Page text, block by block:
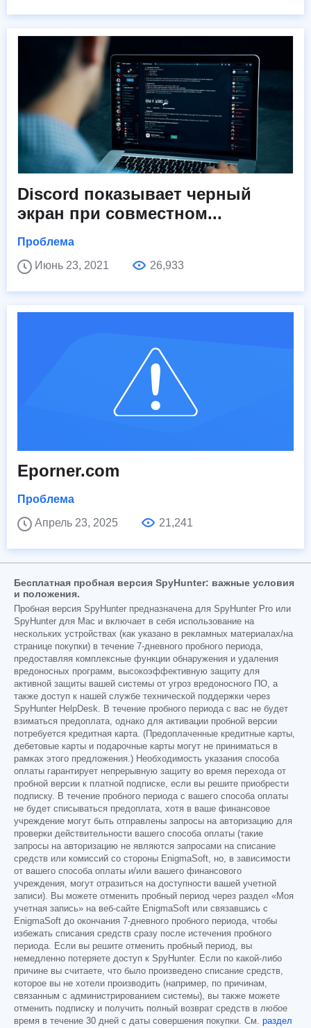
Discord показывает черный
экран при совместном...
Проблема
Июнь 23, 2021
26,933
Eporner.com
Проблема
Апрель 23, 2025
21,241
Бесплатная пробная версия SpyHunter: важные условия
и положения.
Пробная версия SpyHunter предназначена для SpyHunter Pro или
SpyHunter для Mac и включает в себя использование на
нескольких устройствах (как указано в рекламных материалах/на
странице покупки) в течение 7-дневного пробного периода,
предоставляя комплексные функции обнаружения и удаления
вредоносных программ, высокоэффективную защиту для
активной защиты вашей системы от угроз вредоносного ПО, а
также доступ к нашей службе технической поддержки через
SpyHunter HelpDesk. В течение пробного периода с вас не будет
взиматься предоплата, однако для активации пробной версии
потребуется кредитная карта. (Предоплаченные кредитные карты,
дебетовые карты и подарочные карты могут не приниматься в
рамках этого предложения.) Необходимость указания способа
оплаты гарантирует непрерывную защиту во время перехода от
пробной версии к платной подписке, если вы решите приобрести
подписку. В течение пробного периода с вашего способа оплаты
не будет списываться предоплата, хотя в ваше финансовое
учреждение могут быть отправлены запросы на авторизацию для
проверки действительности вашего способа оплаты (такие
запросы на авторизацию не являются запросами на списание
средств или комиссий со стороны EnigmaSoft, но, в зависимости
от вашего способа оплаты и/или вашего финансового
учреждения, могут отразиться на доступности вашей учетной
записи). Вы можете отменить пробный период через раздел «Моя
учетная запись» на веб-сайте EnigmaSoft или связавшись с
EnigmaSoft до окончания 7-дневного пробного периода, чтобы
избежать списания средств сразу после истечения пробного
периода. Если вы решите отменить пробный период, вы
немедленно потеряете доступ к SpyHunter. Если по какой-либо
причине вы считаете, что было произведено списание средств,
которое вы не хотели производить (например, по причинам,
связанным с администрированием системы), вы также можете
отменить подписку и получить полный возврат средств в любое
время в течение 30 дней с даты совершения покупки. См. раздел